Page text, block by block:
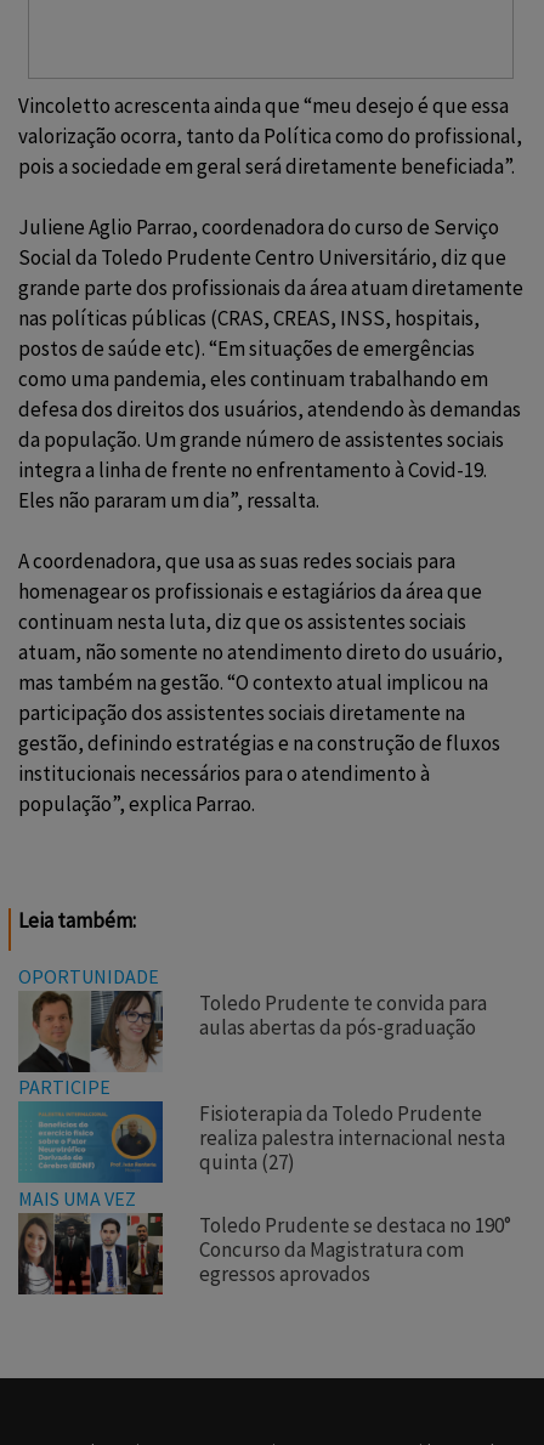
Vincoletto acrescenta ainda que “meu desejo é que essa
valorização ocorra, tanto da Política como do profissional,
pois a sociedade em geral será diretamente beneficiada”.
Juliene Aglio Parrao, coordenadora do curso de Serviço
Social da Toledo Prudente Centro Universitário, diz que
grande parte dos profissionais da área atuam diretamente
nas políticas públicas (CRAS, CREAS, INSS, hospitais,
postos de saúde etc). “Em situações de emergências
como uma pandemia, eles continuam trabalhando em
defesa dos direitos dos usuários, atendendo às demandas
da população. Um grande número de assistentes sociais
integra a linha de frente no enfrentamento à Covid-19.
Eles não pararam um dia”, ressalta.
A coordenadora, que usa as suas redes sociais para
homenagear os profissionais e estagiários da área que
continuam nesta luta, diz que os assistentes sociais
atuam, não somente no atendimento direto do usuário,
mas também na gestão. “O contexto atual implicou na
participação dos assistentes sociais diretamente na
gestão, definindo estratégias e na construção de fluxos
institucionais necessários para o atendimento à
população”, explica Parrao.
Leia também:
OPORTUNIDADE
Toledo Prudente te convida para
aulas abertas da pós-graduação
PARTICIPE
Fisioterapia da Toledo Prudente
realiza palestra internacional nesta
quinta (27)
MAIS UMA VEZ
Toledo Prudente se destaca no 190°
Concurso da Magistratura com
egressos aprovados